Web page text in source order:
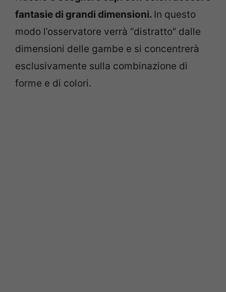
fantasie di grandi dimensioni. In questo
modo l’osservatore verrà “distratto” dalle
dimensioni delle gambe e si concentrerà
esclusivamente sulla combinazione di
forme e di colori.